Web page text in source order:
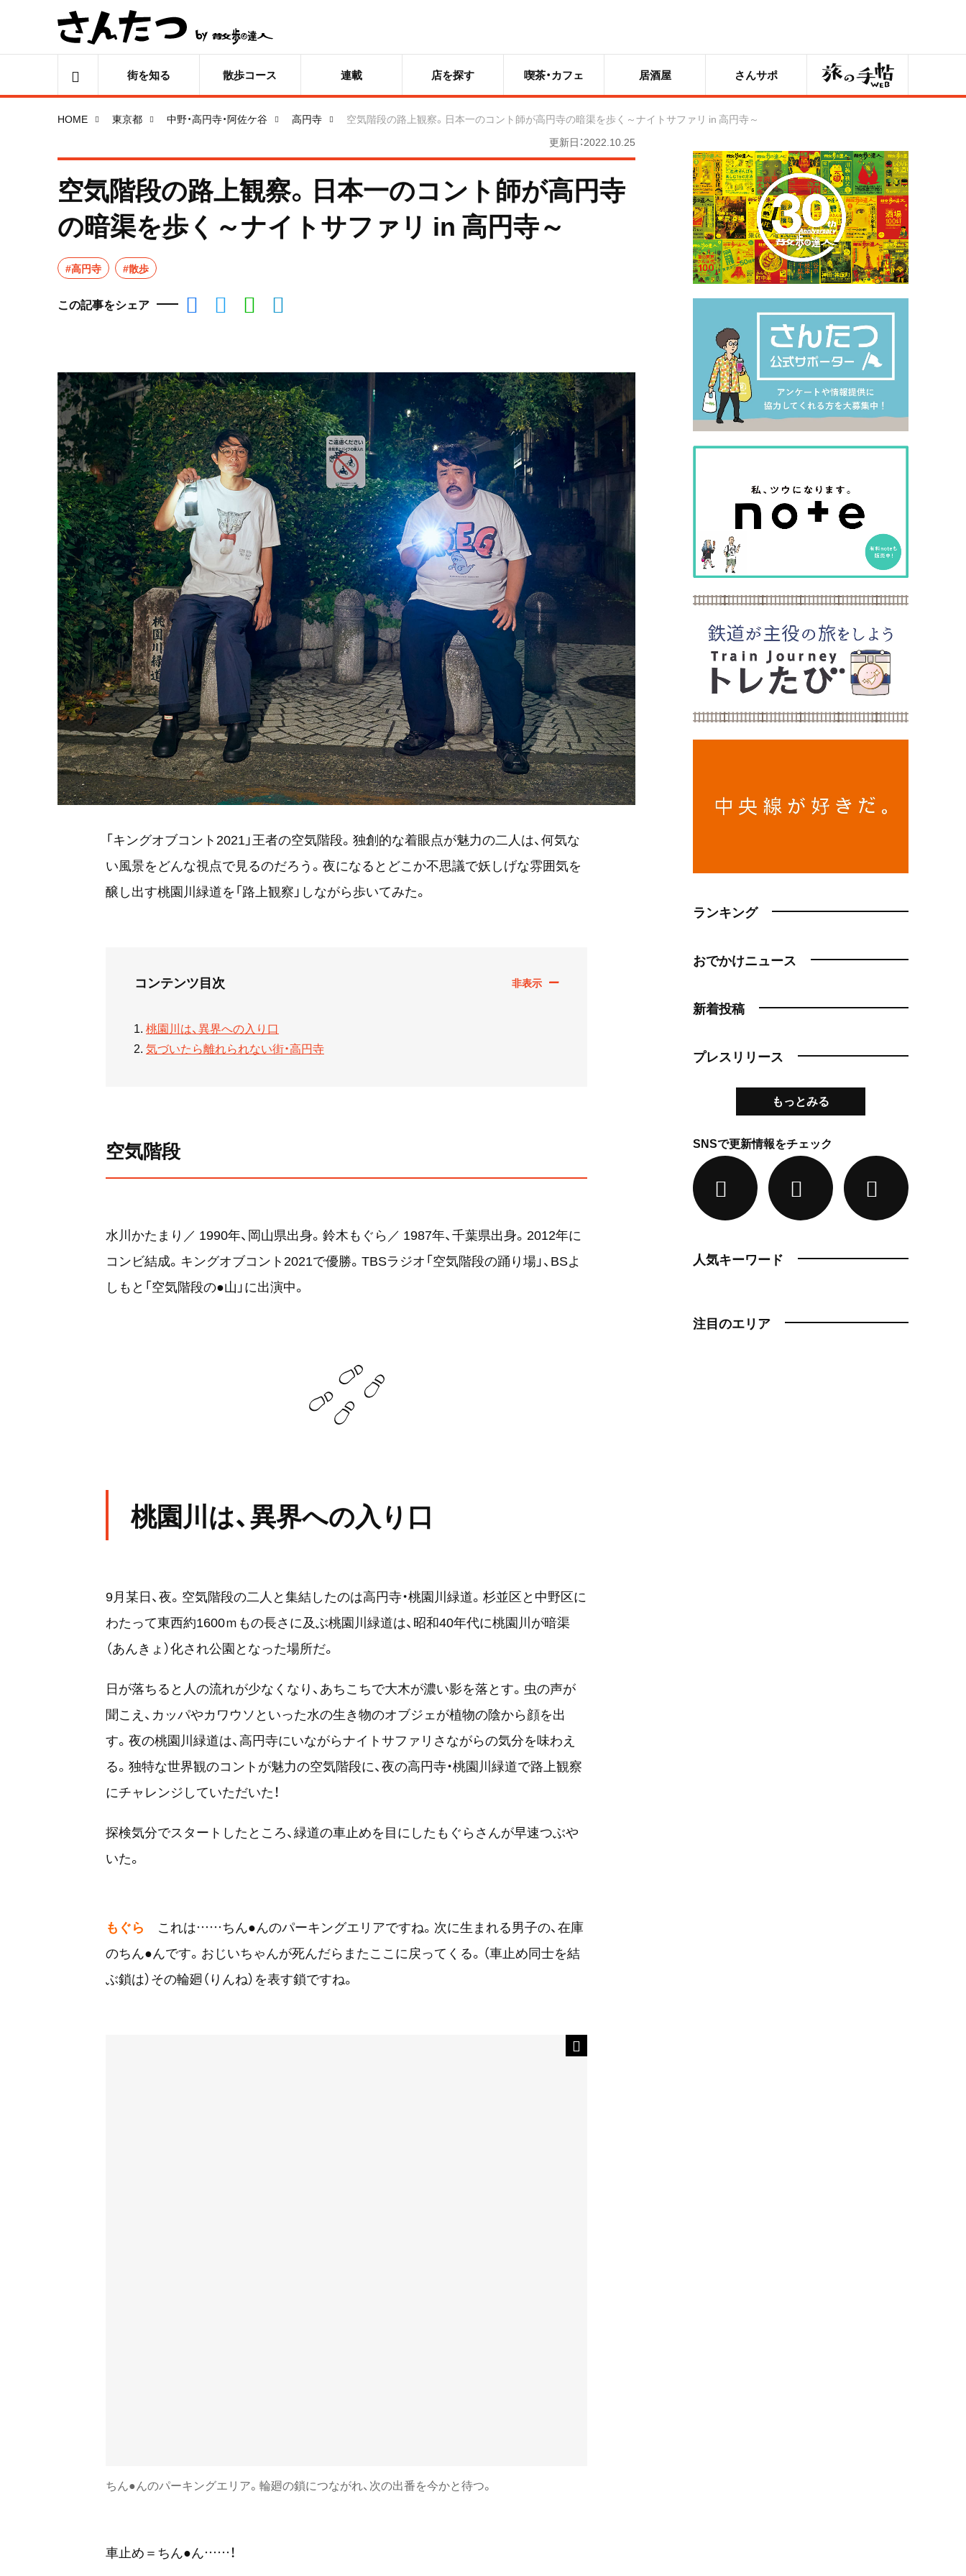
街を知る 散歩コース 連載 店を探す 喫茶・カフェ 居酒屋 さんサポ 旅の手帖
HOME 東京都 中野・高円寺・阿佐ケ谷 高円寺
空気階段の路上観察。日本一のコント師が高円寺の暗渠を歩く～ナイトサファリ in 高円寺～
更新日：2022.10.25
空気階段の路上観察。日本一のコント師が高円寺
の暗渠を歩く～ナイトサファリ in 高円寺～
#高円寺 #散歩
この記事をシェア
「キングオブコント2021」王者の空気階段。独創的な着眼点が魅力の二人は、何気な
い風景をどんな視点で見るのだろう。夜になるとどこか不思議で妖しげな雰囲気を
醸し出す桃園川緑道を「路上観察」しながら歩いてみた。
コンテンツ目次
桃園川は、異界への入り口
気づいたら離れられない街・高円寺
空気階段
水川かたまり／ 1990年、岡山県出身。鈴木もぐら／ 1987年、千葉県出身。2012年に
コンビ結成。キングオブコント2021で優勝。TBSラジオ「空気階段の踊り場」、BSよ
しもと「空気階段の●山」に出演中。
桃園川は、異界への入り口
9月某日、夜。空気階段の二人と集結したのは高円寺・桃園川緑道。杉並区と中野区に
わたって東西約1600ｍもの長さに及ぶ桃園川緑道は、昭和40年代に桃園川が暗渠
（あんきょ）化され公園となった場所だ。
日が落ちると人の流れが少なくなり、あちこちで大木が濃い影を落とす。虫の声が
聞こえ、カッパやカワウソといった水の生き物のオブジェが植物の陰から顔を出
す。夜の桃園川緑道は、高円寺にいながらナイトサファリさながらの気分を味わえ
る。独特な世界観のコントが魅力の空気階段に、夜の高円寺・桃園川緑道で路上観察
にチャレンジしていただいた！
探検気分でスタートしたところ、緑道の車止めを目にしたもぐらさんが早速つぶや
いた。
もぐら これは……ちん●んのパーキングエリアですね。次に生まれる男子の、在庫
のちん●んです。おじいちゃんが死んだらまたここに戻ってくる。（車止め同士を結
ぶ鎖は）その輪廻（りんね）を表す鎖ですね。
ちん●んのパーキングエリア。輪廻の鎖につながれ、次の出番を今かと待つ。
車止め＝ちん●ん……！
ランキング
おでかけニュース
新着投稿
プレスリリース
もっとみる
SNSで更新情報をチェック
人気キーワード
注目のエリア